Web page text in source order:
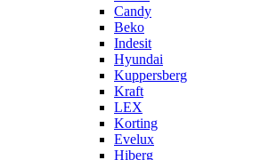
Candy
Beko
Indesit
Hyundai
Kuppersberg
Kraft
LEX
Korting
Evelux
Hiberg